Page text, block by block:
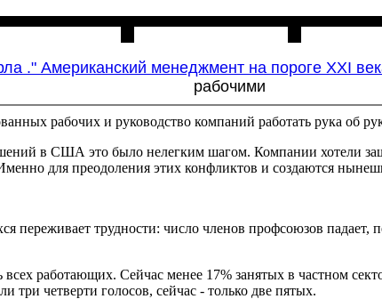
." Американский менеджмент на пороге XXI
рабочими
рабочих и руководство компаний работать рука об
в США это было нелегким шагом. Компании хотели
для преодоления этих конфликтов и создаются
трудности: число членов профсоюзов падает,
всех работающих. Сейчас менее 17% занятых в частном
четверти голосов, сейчас - только две пятых.